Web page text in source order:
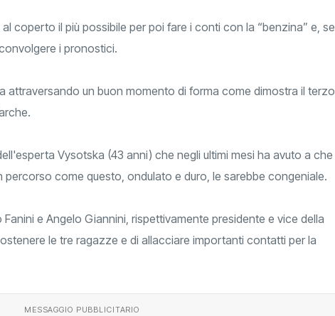
coperto il più possibile per poi fare i conti con la “benzina” e, se
i pronostici.
attraversando un buon momento di forma come dimostra il terzo
Vysotska (43 anni) che negli ultimi mesi ha avuto a che
percorso come questo, ondulato e duro, le sarebbe congeniale.
e Angelo Giannini, rispettivamente presidente e vice della
le tre ragazze e di allacciare importanti contatti per la
MESSAGGIO PUBBLICITARIO